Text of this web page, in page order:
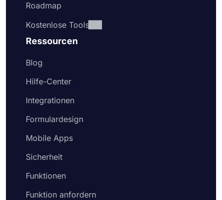
Roadmap
Kostenlose Tools
Ressourcen
Blog
Hilfe-Center
Integrationen
Formulardesign
Mobile Apps
Sicherheit
Funktionen
Funktion anfordern